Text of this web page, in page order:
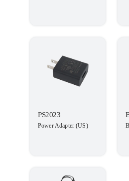
PS2023
Power Adapter (US)